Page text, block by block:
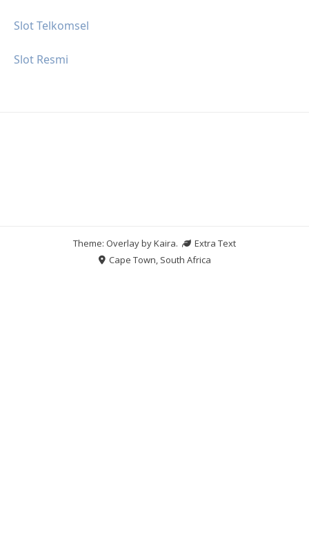
Slot Telkomsel
Slot Resmi
Theme: Overlay byKaira.
Extra Text
Cape Town, South Africa